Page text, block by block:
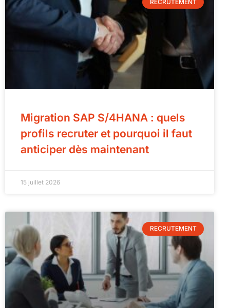
RECRUTEMENT
Migration SAP S/4HANA : quels
profils recruter et pourquoi il faut
anticiper dès maintenant
15 juillet 2026
RECRUTEMENT